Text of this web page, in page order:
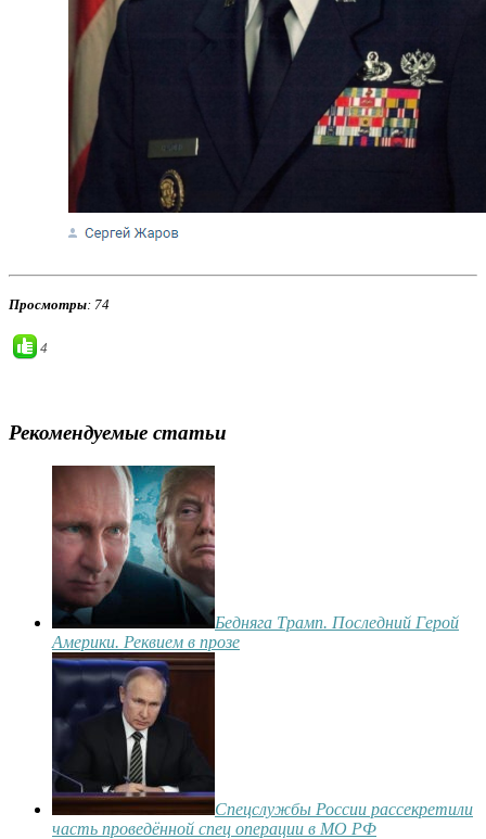
Просмотры: 74
4
Рекомендуемые статьи
Бедняга Трамп. Последний Герой
Америки. Реквием в прозе
Спецслужбы России рассекретили
часть проведённой спец операции в МО РФ